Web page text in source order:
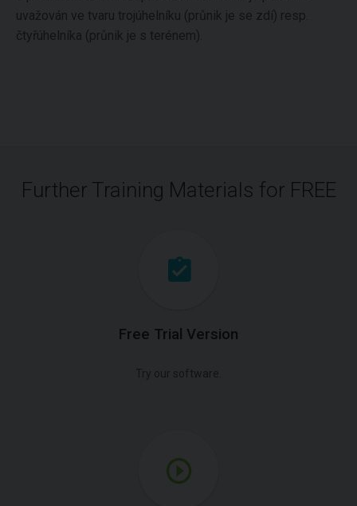
uvažován ve tvaru trojúhelníku (průnik je se zdí) resp.
čtyřúhelníka (průnik je s terénem).
Further Training Materials for FREE
Free Trial Version